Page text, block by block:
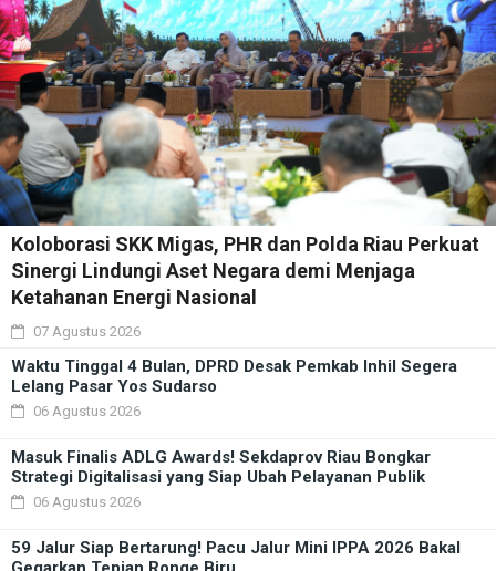
Koloborasi SKK Migas, PHR dan Polda Riau Perkuat
Sinergi Lindungi Aset Negara demi Menjaga
Ketahanan Energi Nasional
07 Agustus 2026
Waktu Tinggal 4 Bulan, DPRD Desak Pemkab Inhil Segera
Lelang Pasar Yos Sudarso
06 Agustus 2026
Masuk Finalis ADLG Awards! Sekdaprov Riau Bongkar
Strategi Digitalisasi yang Siap Ubah Pelayanan Publik
06 Agustus 2026
59 Jalur Siap Bertarung! Pacu Jalur Mini IPPA 2026 Bakal